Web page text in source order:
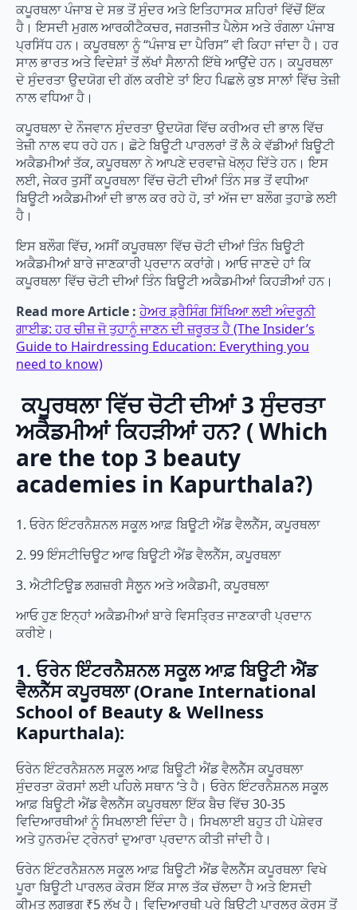
ਕਪੂਰਥਲਾ ਪੰਜਾਬ ਦੇ ਸਭ ਤੋਂ ਸੁੰਦਰ ਅਤੇ ਇਤਿਹਾਸਕ ਸ਼ਹਿਰਾਂ ਵਿੱਚੋਂ ਇੱਕ
ਹੈ। ਇਸਦੀ ਮੁਗਲ ਆਰਕੀਟੈਕਚਰ, ਜਗਤਜੀਤ ਪੈਲੇਸ ਅਤੇ ਰੰਗਲਾ ਪੰਜਾਬ
ਪ੍ਰਸਿੱਧ ਹਨ। ਕਪੂਰਥਲਾ ਨੂੰ “ਪੰਜਾਬ ਦਾ ਪੈਰਿਸ” ਵੀ ਕਿਹਾ ਜਾਂਦਾ ਹੈ। ਹਰ
ਸਾਲ ਭਾਰਤ ਅਤੇ ਵਿਦੇਸ਼ਾਂ ਤੋਂ ਲੱਖਾਂ ਸੈਲਾਨੀ ਇੱਥੇ ਆਉਂਦੇ ਹਨ। ਕਪੂਰਥਲਾ
ਦੇ ਸੁੰਦਰਤਾ ਉਦਯੋਗ ਦੀ ਗੱਲ ਕਰੀਏ ਤਾਂ ਇਹ ਪਿਛਲੇ ਕੁਝ ਸਾਲਾਂ ਵਿੱਚ ਤੇਜ਼ੀ
ਨਾਲ ਵਧਿਆ ਹੈ।
ਕਪੂਰਥਲਾ ਦੇ ਨੌਜਵਾਨ ਸੁੰਦਰਤਾ ਉਦਯੋਗ ਵਿੱਚ ਕਰੀਅਰ ਦੀ ਭਾਲ ਵਿੱਚ
ਤੇਜ਼ੀ ਨਾਲ ਵਧ ਰਹੇ ਹਨ। ਛੋਟੇ ਬਿਊਟੀ ਪਾਰਲਰਾਂ ਤੋਂ ਲੈ ਕੇ ਵੱਡੀਆਂ ਬਿਊਟੀ
ਅਕੈਡਮੀਆਂ ਤੱਕ, ਕਪੂਰਥਲਾ ਨੇ ਆਪਣੇ ਦਰਵਾਜ਼ੇ ਖੋਲ੍ਹ ਦਿੱਤੇ ਹਨ। ਇਸ
ਲਈ, ਜੇਕਰ ਤੁਸੀਂ ਕਪੂਰਥਲਾ ਵਿੱਚ ਚੋਟੀ ਦੀਆਂ ਤਿੰਨ ਸਭ ਤੋਂ ਵਧੀਆ
ਬਿਊਟੀ ਅਕੈਡਮੀਆਂ ਦੀ ਭਾਲ ਕਰ ਰਹੇ ਹੋ, ਤਾਂ ਅੱਜ ਦਾ ਬਲੌਗ ਤੁਹਾਡੇ ਲਈ
ਹੈ।
ਇਸ ਬਲੌਗ ਵਿੱਚ, ਅਸੀਂ ਕਪੂਰਥਲਾ ਵਿੱਚ ਚੋਟੀ ਦੀਆਂ ਤਿੰਨ ਬਿਊਟੀ
ਅਕੈਡਮੀਆਂ ਬਾਰੇ ਜਾਣਕਾਰੀ ਪ੍ਰਦਾਨ ਕਰਾਂਗੇ। ਆਓ ਜਾਣਦੇ ਹਾਂ ਕਿ
ਕਪੂਰਥਲਾ ਵਿੱਚ ਚੋਟੀ ਦੀਆਂ ਤਿੰਨ ਬਿਊਟੀ ਅਕੈਡਮੀਆਂ ਕਿਹੜੀਆਂ ਹਨ।
Read more Article :ਹੇਅਰ ਡ੍ਰੈਸਿੰਗ ਸਿੱਖਿਆ ਲਈ ਅੰਦਰੂਨੀ
ਗਾਈਡ: ਹਰ ਚੀਜ਼ ਜੋ ਤੁਹਾਨੂੰ ਜਾਣਨ ਦੀ ਜ਼ਰੂਰਤ ਹੈ (The Insider’s
Guide to Hairdressing Education: Everything you
need to know)
ਕਪੂਰਥਲਾ ਵਿੱਚ ਚੋਟੀ ਦੀਆਂ 3 ਸੁੰਦਰਤਾ
ਅਕੈਡਮੀਆਂ ਕਿਹੜੀਆਂ ਹਨ? ( Which
are the top 3 beauty
academies in Kapurthala?)
1. ਓਰੇਨ ਇੰਟਰਨੈਸ਼ਨਲ ਸਕੂਲ ਆਫ਼ ਬਿਊਟੀ ਐਂਡ ਵੈਲਨੈੱਸ, ਕਪੂਰਥਲਾ
2. 99 ਇੰਸਟੀਚਿਊਟ ਆਫ ਬਿਊਟੀ ਐਂਡ ਵੈਲਨੈੱਸ, ਕਪੂਰਥਲਾ
3. ਐਟੀਟਿਊਡ ਲਗਜ਼ਰੀ ਸੈਲੂਨ ਅਤੇ ਅਕੈਡਮੀ, ਕਪੂਰਥਲਾ
ਆਓ ਹੁਣ ਇਨ੍ਹਾਂ ਅਕੈਡਮੀਆਂ ਬਾਰੇ ਵਿਸਤ੍ਰਿਤ ਜਾਣਕਾਰੀ ਪ੍ਰਦਾਨ
ਕਰੀਏ।
1. ਓਰੇਨ ਇੰਟਰਨੈਸ਼ਨਲ ਸਕੂਲ ਆਫ਼ ਬਿਊਟੀ ਐਂਡ
ਵੈਲਨੈੱਸ ਕਪੂਰਥਲਾ (Orane International
School of Beauty & Wellness
Kapurthala):
ਓਰੇਨ ਇੰਟਰਨੈਸ਼ਨਲ ਸਕੂਲ ਆਫ਼ ਬਿਊਟੀ ਐਂਡ ਵੈਲਨੈੱਸ ਕਪੂਰਥਲਾ
ਸੁੰਦਰਤਾ ਕੋਰਸਾਂ ਲਈ ਪਹਿਲੇ ਸਥਾਨ ‘ਤੇ ਹੈ। ਓਰੇਨ ਇੰਟਰਨੈਸ਼ਨਲ ਸਕੂਲ
ਆਫ਼ ਬਿਊਟੀ ਐਂਡ ਵੈਲਨੈੱਸ ਕਪੂਰਥਲਾ ਇੱਕ ਬੈਚ ਵਿੱਚ 30-35
ਵਿਦਿਆਰਥੀਆਂ ਨੂੰ ਸਿਖਲਾਈ ਦਿੰਦਾ ਹੈ। ਸਿਖਲਾਈ ਬਹੁਤ ਹੀ ਪੇਸ਼ੇਵਰ
ਅਤੇ ਹੁਨਰਮੰਦ ਟ੍ਰੇਨਰਾਂ ਦੁਆਰਾ ਪ੍ਰਦਾਨ ਕੀਤੀ ਜਾਂਦੀ ਹੈ।
ਓਰੇਨ ਇੰਟਰਨੈਸ਼ਨਲ ਸਕੂਲ ਆਫ਼ ਬਿਊਟੀ ਐਂਡ ਵੈਲਨੈੱਸ ਕਪੂਰਥਲਾ ਵਿਖੇ
ਪੂਰਾ ਬਿਊਟੀ ਪਾਰਲਰ ਕੋਰਸ ਇੱਕ ਸਾਲ ਤੱਕ ਚੱਲਦਾ ਹੈ ਅਤੇ ਇਸਦੀ
ਕੀਮਤ ਲਗਭਗ ₹5 ਲੱਖ ਹੈ। ਵਿਦਿਆਰਥੀ ਪੂਰੇ ਬਿਊਟੀ ਪਾਰਲਰ ਕੋਰਸ ਤੋਂ